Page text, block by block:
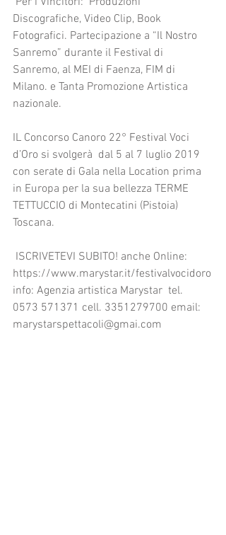
Discografiche, Video Clip, Book
Fotografici. Partecipazione a “Il Nostro
Sanremo” durante il Festival di
Sanremo, al MEI di Faenza, FIM di
Milano. e Tanta Promozione Artistica
nazionale.
IL Concorso Canoro 22° Festival Voci
d’Oro si svolgerà  dal 5 al 7 luglio 2019
con serate di Gala nella Location prima
in Europa per la sua bellezza TERME
TETTUCCIO di Montecatini (Pistoia)
Toscana.
https://www.marystar.it/festivalvocidoro
info: Agenzia artistica Marystar  tel.
0573 571371 cell. 3351279700 email:
marystarspettacoli@gmai.com